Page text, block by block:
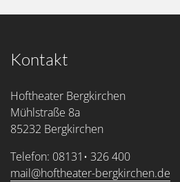
Kontakt
Hoftheater Bergkirchen
Mühlstraße 8a
85232 Bergkirchen
Telefon: 08131• 326 400
mail@hoftheater-bergkirchen.de